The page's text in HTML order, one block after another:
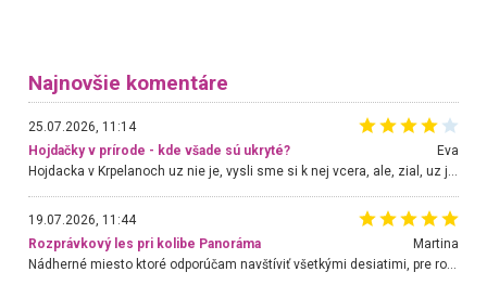
Najnovšie komentáre
25.07.2026, 11:14
Hojdačky v prírode - kde všade sú ukryté?
Eva
19.07.2026, 11:44
Rozprávkový les pri kolibe Panoráma
Martina
Nádherné miesto ktoré odporúčam navštíviť všetkými desiatimi, pre rodiny s deťmi, dôchodcom... Proste a jednoducho ozaj rozprávkový les.. určite ešte prídeme. Odniesli sme si na pamiatku krásne tričká,